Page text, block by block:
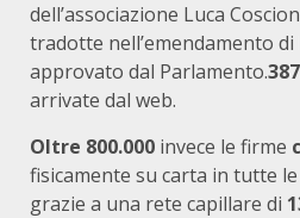
dell’associazione Luca
tradotte nell’emendamento di
approvato dal Parlamento.
arrivate dal web.
Oltre 800.000 invece le firme
fisicamente su carta in tutte
grazie a una rete capillare di